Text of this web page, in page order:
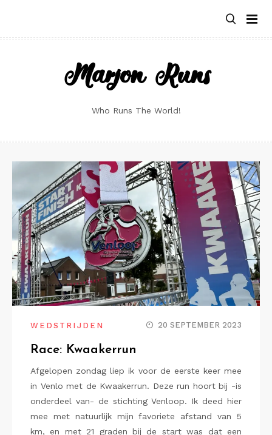
content
Marjon Runs
Who Runs The World!
WEDSTRIJDEN 20 SEPTEMBER 2023
Race: Kwaakerrun
Afgelopen zondag liep ik voor de eerste keer mee
in Venlo met de Kwaakerrun. Deze run hoort bij -is
onderdeel van- de stichting Venloop. Ik deed hier
mee met natuurlijk mijn favoriete afstand van 5
km, en met 21 graden bij de start was dat een